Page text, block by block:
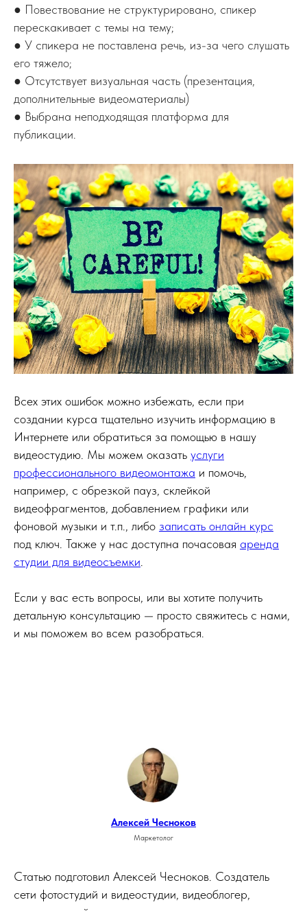
● Повествование не структурировано, спикер
перескакивает с темы на тему;
● У спикера не поставлена речь, из-за чего слушать
его тяжело;
● Отсутствует визуальная часть (презентация,
дополнительные видеоматериалы)
● Выбрана неподходящая платформа для
публикации.
Всех этих ошибок можно избежать, если при
создании курса тщательно изучить информацию в
Интернете или обратиться за помощью в нашу
видеостудию. Мы можем оказать услуги
профессионального видеомонтажа и помочь,
например, с обрезкой пауз, склейкой
видеофрагментов, добавлением графики или
фоновой музыки и т.п., либо записать онлайн курс
под ключ. Также у нас доступна почасовая аренда
студии для видеосъемки.
Если у вас есть вопросы, или вы хотите получить
детальную консультацию — просто свяжитесь с нами,
и мы поможем во всем разобраться.
Алексей Чесноков
Маркетолог
Статью подготовил Алексей Чесноков. Создатель
сети фотостудий и видеостудии, видеоблогер,